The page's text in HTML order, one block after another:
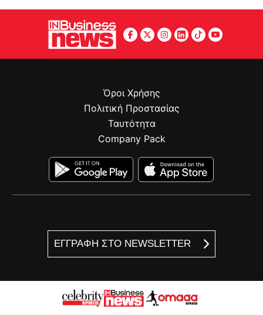
ΕΓΓΡΑΦΗ ΣΤΟ NEWSLETTER
Όροι Χρήσης
Πολιτική Προστασίας
Ταυτότητα
Company Pack